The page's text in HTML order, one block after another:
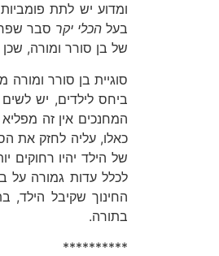
ומדוע יש לתת
בעל הכלי יקר סבר
של בן סורר ומורה,
סוגיית בן סורר ומורה
ביחס לילדים, יש
המחנכים אין זה
כאלו, עליה לחזק את
של הילד יהיו רחוקים
לכלל עדות גמורה על
החינוך שקיבל הילד,
בתורה.
**********